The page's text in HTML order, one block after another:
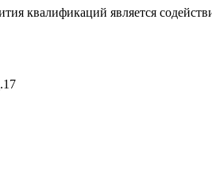
квалификаций является